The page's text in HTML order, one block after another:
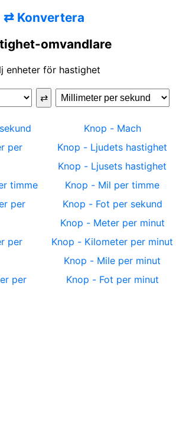
⇄ Konvertera
omvandlare
enheter för hastighet
⇄
per
timme
per
per
per
Knop - Mach
Knop - Ljudets hastighet
Knop - Ljusets hastighet
Knop - Mil per timme
Knop - Fot per sekund
Knop - Meter per minut
Knop - Kilometer per minut
Knop - Mile per minut
Knop - Fot per minut